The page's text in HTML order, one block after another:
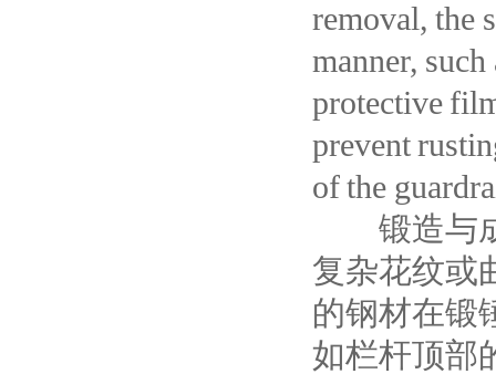
removal, the
manner,
protective
prevent
of the
锻造与成
复杂花纹或
的钢材在锻
如栏杆顶部